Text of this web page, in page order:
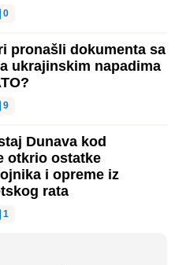
0
pronašli dokumenta sa
ukrajinskim napadima
9
Dunava kod
otkrio ostatke
i opreme iz
rata
1